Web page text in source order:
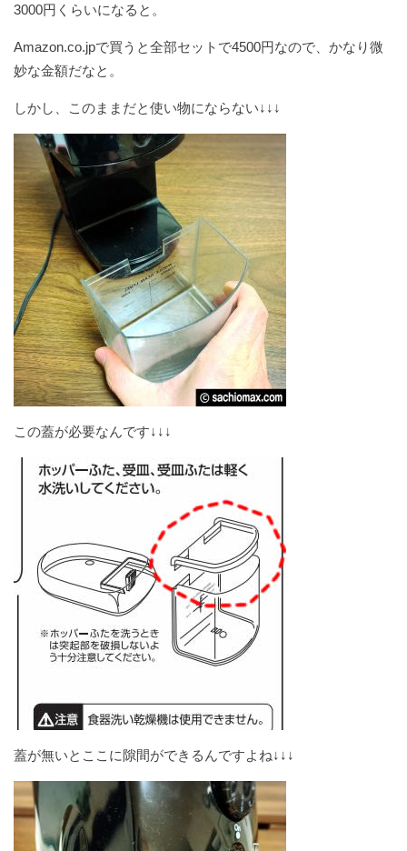
3000円くらいになると。
Amazon.co.jpで買うと全部セットで4500円なので、かなり微
妙な金額だなと。
しかし、このままだと使い物にならない↓↓↓
この蓋が必要なんです↓↓↓
蓋が無いとここに隙間ができるんですよね↓↓↓